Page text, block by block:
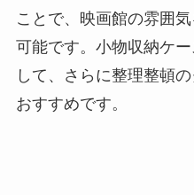
ことで、映画館の雰囲
可能です。小物収納ケ
して、さらに整理整頓
おすすめです。